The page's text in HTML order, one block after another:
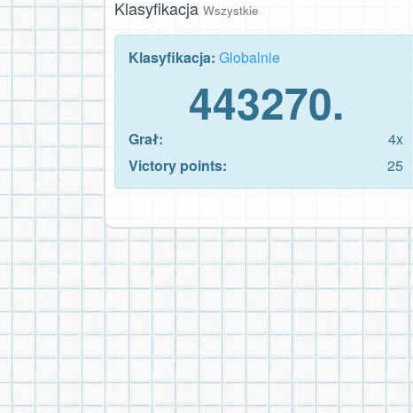
Klasyfikacja Wszystkie
Klasyfikacja: Globalnie
443270.
Grał:
4x
Victory points:
25